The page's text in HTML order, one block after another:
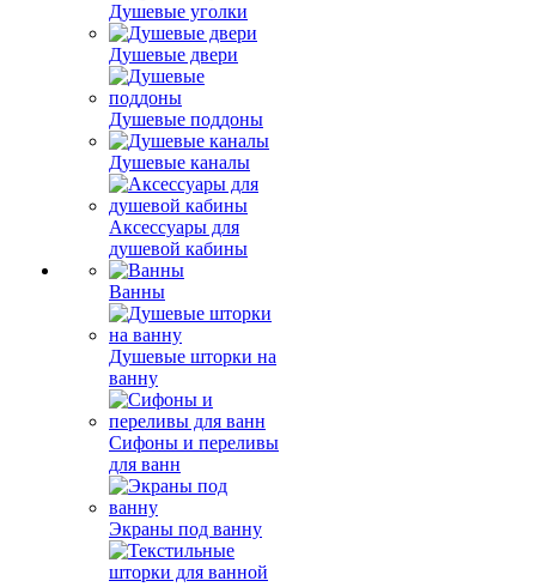
Душевые уголки
Душевые двери
Душевые поддоны
Душевые каналы
Аксессуары для
душевой кабины
Ванны
Душевые шторки на
ванну
Сифоны и переливы
для ванн
Экраны под ванну